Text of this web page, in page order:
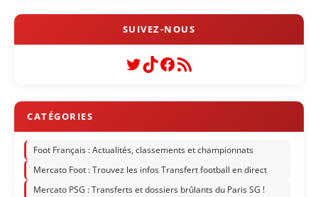
Twitter
TikTok
Facebook
Flux RSS
Foot Français : Actualités, classements et championnats
Mercato Foot : Trouvez les infos Transfert football en direct
Mercato PSG : Transferts et dossiers brûlants du Paris SG !